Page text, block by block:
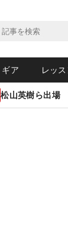
ギア レッ
松山英樹ら出場